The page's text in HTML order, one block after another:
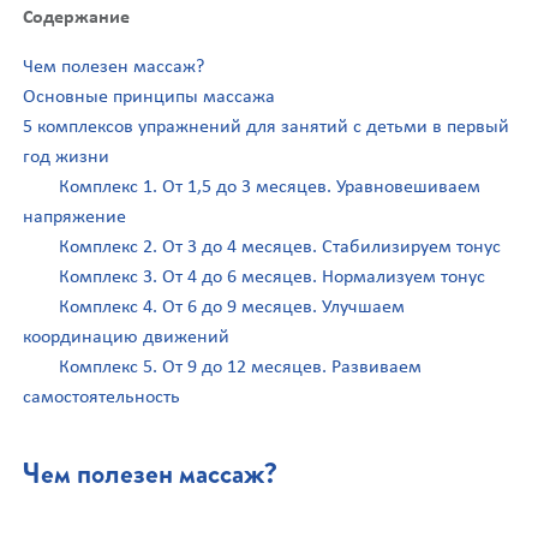
Содержание
Чем полезен массаж?
Основные принципы массажа
5 комплексов упражнений для занятий с детьми в первый
год жизни
Комплекс 1. От 1,5 до 3 месяцев. Уравновешиваем
напряжение
Комплекс 2. От 3 до 4 месяцев. Стабилизируем тонус
Комплекс 3. От 4 до 6 месяцев. Нормализуем тонус
Комплекс 4. От 6 до 9 месяцев. Улучшаем
координацию движений
Комплекс 5. От 9 до 12 месяцев. Развиваем
самостоятельность
Чем полезен массаж?